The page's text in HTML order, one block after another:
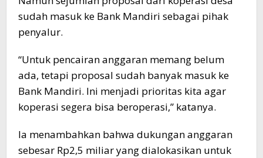
sudah masuk ke Bank Mandiri sebagai pihak
penyalur.
“Untuk pencairan anggaran memang belum
ada, tetapi proposal sudah banyak masuk ke
Bank Mandiri. Ini menjadi prioritas kita agar
koperasi segera bisa beroperasi,” katanya.
Ia menambahkan bahwa dukungan anggaran
sebesar Rp2,5 miliar yang dialokasikan untuk